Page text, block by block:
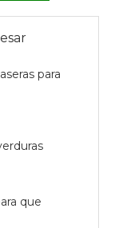
para
que